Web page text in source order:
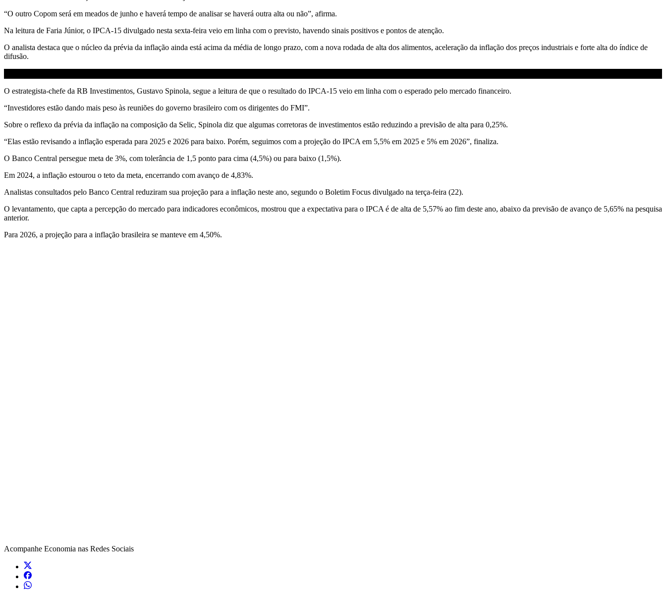
“O outro Copom será em meados de junho e haverá tempo de analisar se haverá outra alta ou não”, afirma.
Na leitura de Faria Júnior, o IPCA-15 divulgado nesta sexta-feira veio em linha com o previsto, havendo sinais positivos e pontos de atenção.
O analista destaca que o núcleo da prévia da inflação ainda está acima da média de longo prazo, com a nova rodada de alta dos alimentos, aceleração da inflação dos preços industriais e forte alta do índice de
difusão.
O estrategista-chefe da RB Investimentos, Gustavo Spinola, segue a leitura de que o resultado do IPCA-15 veio em linha com o esperado pelo mercado financeiro.
“Investidores estão dando mais peso às reuniões do governo brasileiro com os dirigentes do FMI”.
Sobre o reflexo da prévia da inflação na composição da Selic, Spinola diz que algumas corretoras de investimentos estão reduzindo a previsão de alta para 0,25%.
“Elas estão revisando a inflação esperada para 2025 e 2026 para baixo. Porém, seguimos com a projeção do IPCA em 5,5% em 2025 e 5% em 2026”, finaliza.
O Banco Central persegue meta de 3%, com tolerância de 1,5 ponto para cima (4,5%) ou para baixo (1,5%).
Em 2024, a inflação estourou o teto da meta, encerrando com avanço de 4,83%.
Analistas consultados pelo Banco Central reduziram sua projeção para a inflação neste ano, segundo o Boletim Focus divulgado na terça-feira (22).
O levantamento, que capta a percepção do mercado para indicadores econômicos, mostrou que a expectativa para o IPCA é de alta de 5,57% ao fim deste ano, abaixo da previsão de avanço de 5,65% na pesquisa
anterior.
Para 2026, a projeção para a inflação brasileira se manteve em 4,50%.
Acompanhe Economia nas Redes Sociais